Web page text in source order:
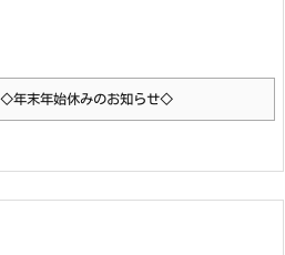
末年始休みのお知らせ◇